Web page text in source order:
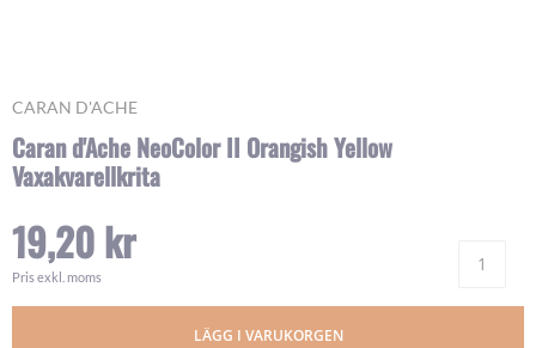
CARAN D'ACHE
Caran d'Ache NeoColor II Orangish Yellow
Vaxakvarellkrita
19,20 kr
Pris exkl. moms
LÄGG I VARUKORGEN
Skip
the
beginning
the
images
gallery